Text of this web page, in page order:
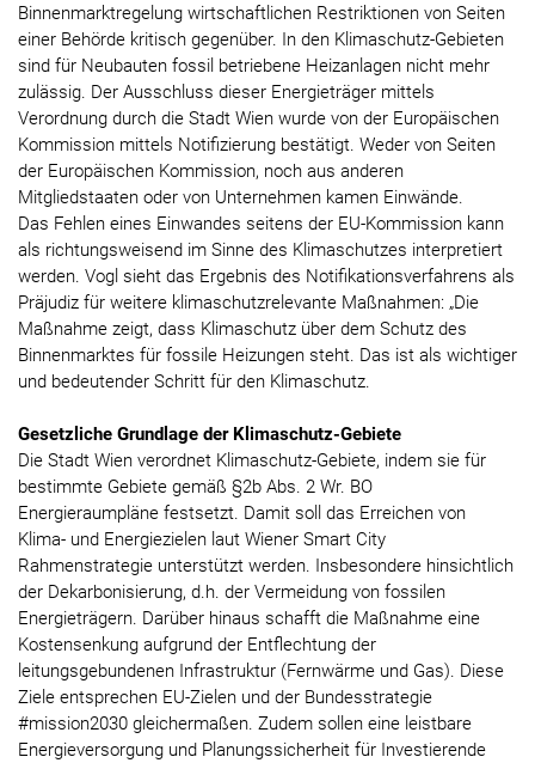
Binnenmarktregelung wirtschaftlichen Restriktionen von Seiten
einer Behörde kritisch gegenüber. In den Klimaschutz-Gebieten
sind für Neubauten fossil betriebene Heizanlagen nicht mehr
zulässig. Der Ausschluss dieser Energieträger mittels
Verordnung durch die Stadt Wien wurde von der Europäischen
Kommission mittels Notifizierung bestätigt. Weder von Seiten
der Europäischen Kommission, noch aus anderen
Mitgliedstaaten oder von Unternehmen kamen Einwände.
Das Fehlen eines Einwandes seitens der EU-Kommission kann
als richtungsweisend im Sinne des Klimaschutzes interpretiert
werden. Vogl sieht das Ergebnis des Notifikationsverfahrens als
Präjudiz für weitere klimaschutzrelevante Maßnahmen: „Die
Maßnahme zeigt, dass Klimaschutz über dem Schutz des
Binnenmarktes für fossile Heizungen steht. Das ist als wichtiger
und bedeutender Schritt für den Klimaschutz.
Gesetzliche Grundlage der Klimaschutz-Gebiete
Die Stadt Wien verordnet Klimaschutz-Gebiete, indem sie für
bestimmte Gebiete gemäß §2b Abs. 2 Wr. BO
Energieraumpläne festsetzt. Damit soll das Erreichen von
Klima- und Energiezielen laut Wiener Smart City
Rahmenstrategie unterstützt werden. Insbesondere hinsichtlich
der Dekarbonisierung, d.h. der Vermeidung von fossilen
Energieträgern. Darüber hinaus schafft die Maßnahme eine
Kostensenkung aufgrund der Entflechtung der
leitungsgebundenen Infrastruktur (Fernwärme und Gas). Diese
Ziele entsprechen EU-Zielen und der Bundesstrategie
#mission2030 gleichermaßen. Zudem sollen eine leistbare
Energieversorgung und Planungssicherheit für Investierende